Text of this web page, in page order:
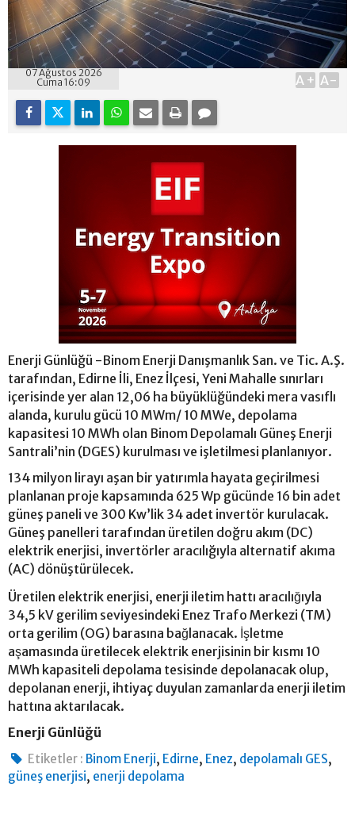
07 Ağustos 2026
Cuma 16:09
A+ A-
Enerji Günlüğü -Binom Enerji Danışmanlık San. ve Tic. A.Ş.
tarafından, Edirne İli, Enez İlçesi, Yeni Mahalle sınırları
içerisinde yer alan 12,06 ha büyüklüğündeki mera vasıflı
alanda, kurulu gücü 10 MWm/ 10 MWe, depolama
kapasitesi 10 MWh olan Binom Depolamalı Güneş Enerji
Santrali’nin (DGES) kurulması ve işletilmesi planlanıyor.
134 milyon lirayı aşan bir yatırımla hayata geçirilmesi
planlanan proje kapsamında 625 Wp gücünde 16 bin adet
güneş paneli ve 300 Kw’lik 34 adet invertör kurulacak.
Güneş panelleri tarafından üretilen doğru akım (DC)
elektrik enerjisi, invertörler aracılığıyla alternatif akıma
(AC) dönüştürülecek.
Üretilen elektrik enerjisi, enerji iletim hattı aracılığıyla
34,5 kV gerilim seviyesindeki Enez Trafo Merkezi (TM)
orta gerilim (OG) barasına bağlanacak. İşletme
aşamasında üretilecek elektrik enerjisinin bir kısmı 10
MWh kapasiteli depolama tesisinde depolanacak olup,
depolanan enerji, ihtiyaç duyulan zamanlarda enerji iletim
hattına aktarılacak.
Enerji Günlüğü
Etiketler : Binom Enerji, Edirne, Enez, depolamalı GES,
güneş enerjisi, enerji depolama